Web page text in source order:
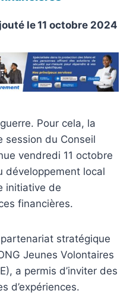
le11 octobre 2024
Pour cela, la
session du Conseil
vendredi 11 octobre
développement local
initiative de
financières.
stratégique
Jeunes Volontaires
a permis d’inviter des
d’expériences.